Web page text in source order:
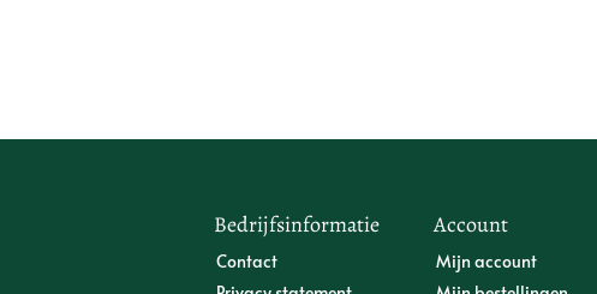
Bedrijfsinformatie
Contact
Account
Mijn account